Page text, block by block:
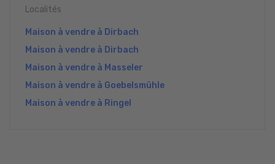
Localités
Maison à vendre à Dirbach
Maison à vendre à Dirbach
Maison à vendre à Masseler
Maison à vendre à Goebelsmühle
Maison à vendre à Ringel